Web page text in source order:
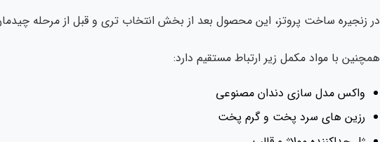
در زنجیره ساخت پروتز، این محصول بعد از بخش انتخاب تری و قبل از مرحله
همچنین با مواد مکمل زیر ارتباط مستقیم دارد:
واکس مدل سازی دندان مصنوعی
رزین های سرد پخت و گرم پخت